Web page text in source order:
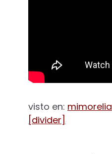
visto en: mimorelia
[divider]